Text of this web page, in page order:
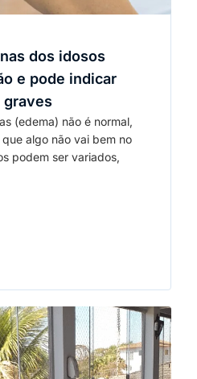
dos idosos
e pode indicar
graves
(edema) não é normal,
algo não vai bem no
podem ser variados,